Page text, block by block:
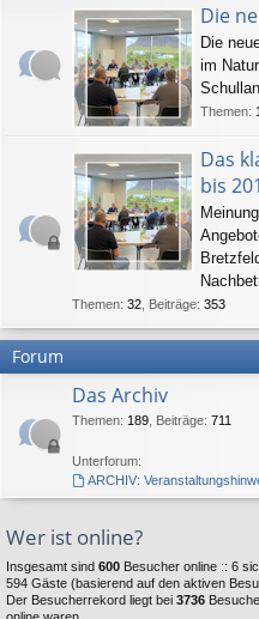
Die
Die
im
Themen:
Das
bis
Themen: 32 Beiträge: 353
Forum
Das Archiv
Themen: 189 Beiträge: 711
Unterforum:
ARCHIV:
Wer ist online?
Insgesamt sind 600 Besucher online :: 6
594 Gäste (basierend auf den aktiven
Der Besucherrekord liegt bei 3736